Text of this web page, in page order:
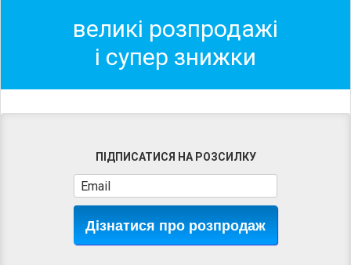
великі розпродажі
і супер знижки
ПІДПИСАТИСЯ НА РОЗСИЛКУ
Дізнатися про розпродаж